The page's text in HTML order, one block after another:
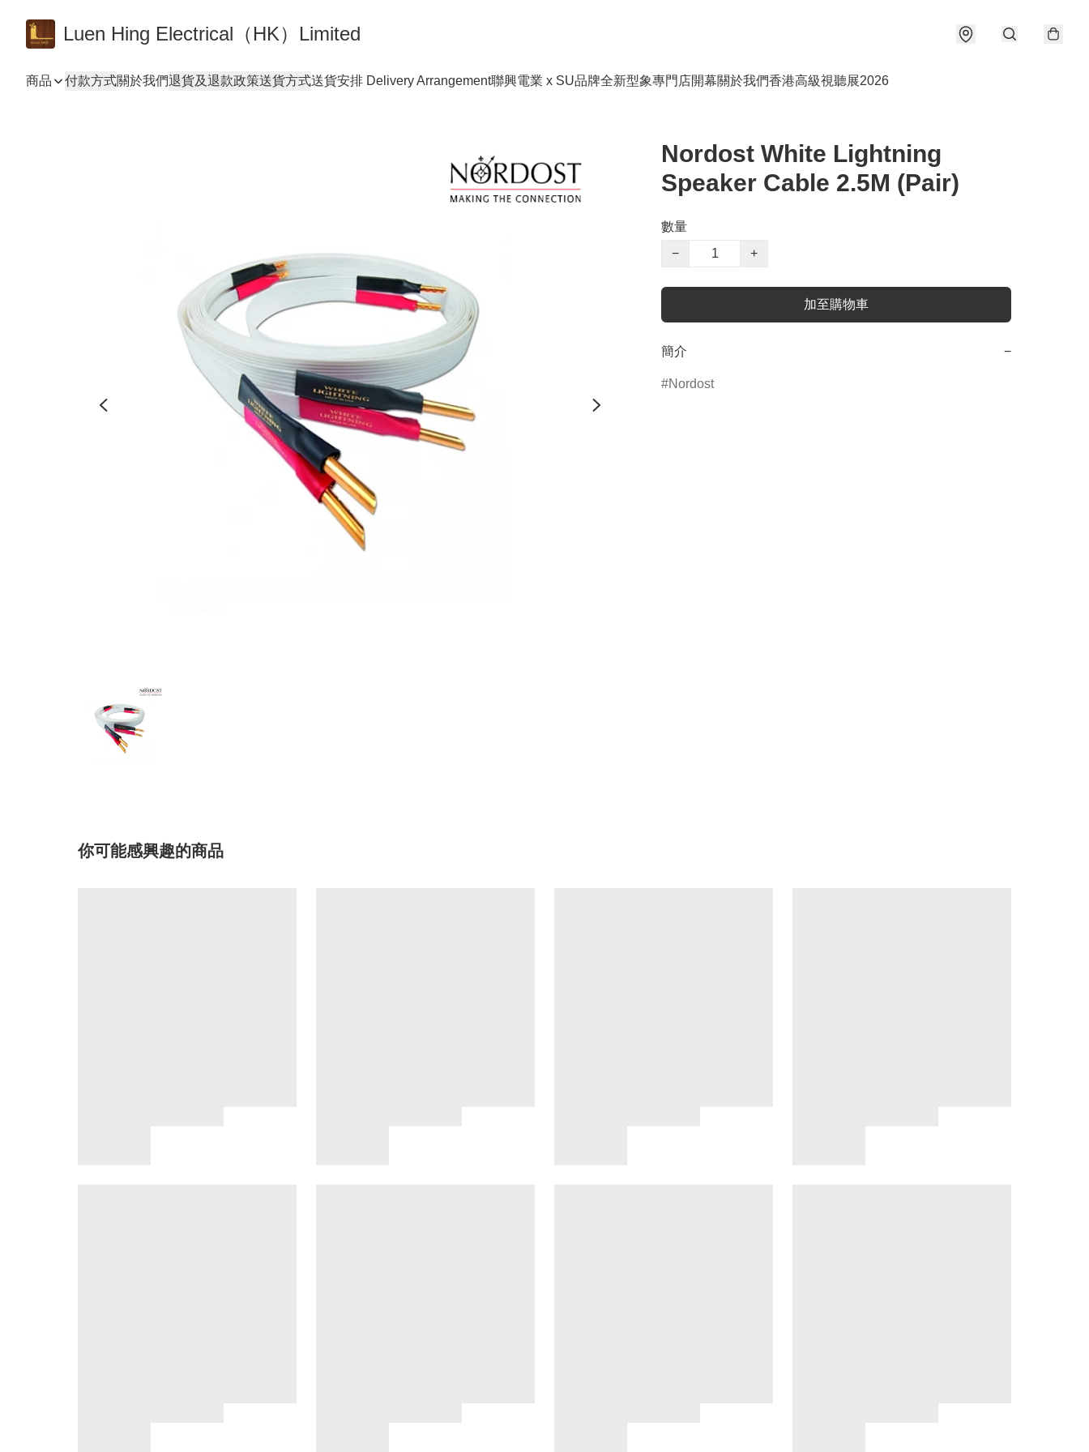
Luen Hing Electrical（HK）Limited
商品 付款方式關於我們退貨及退款政策送貨方式送貨安排 Delivery Arrangement聯興電業 x SU品牌全新型象專門店開幕關於我們香港高級視聽展2026
Nordost White Lightning
Speaker Cable 2.5M (Pair)
數量
−
+
加至購物車
簡介 −
Nordost
你可能感興趣的商品